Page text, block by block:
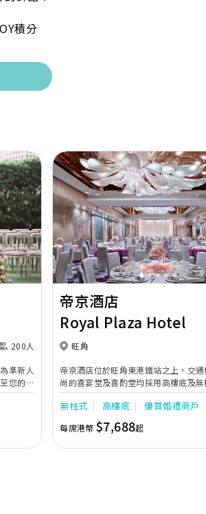
積分
Next
200人
準新人
您的大
禮。
Previous
帝京酒店
Royal Plaza Hotel
旺角
帝京酒店位於旺角東港鐵站之上，交
尚的喜宴堂及喜酌堂均採用高樓底及無
境寬敞，且備有LED幕牆、燈光及影音
最多可筵開40席，更配有水晶吊燈，適
婚禮。另外，空中花園深心薈是毛孩友
飽覽獅子山景致，適合舉行戶外婚禮或
店專業的宴會團隊提供貼心服務，讓
無柱式 高樓底 優質婚禮商戶
每席港幣$7,688起